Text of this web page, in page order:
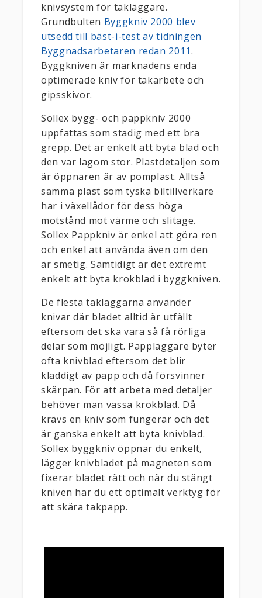
knivsystem för takläggare.
Grundbulten Byggkniv 2000 blev
utsedd till bäst-i-test av tidningen
Byggnadsarbetaren redan 2011.
Byggkniven är marknadens enda
optimerade kniv för takarbete och
gipsskivor.
Sollex bygg- och pappkniv 2000
uppfattas som stadig med ett bra
grepp. Det är enkelt att byta blad och
den var lagom stor. Plastdetaljen som
är öppnaren är av pomplast. Alltså
samma plast som tyska biltillverkare
har i växellådor för dess höga
motstånd mot värme och slitage.
Sollex Pappkniv är enkel att göra ren
och enkel att använda även om den
är smetig. Samtidigt är det extremt
enkelt att byta krokblad i byggkniven.
De flesta takläggarna använder
knivar där bladet alltid är utfällt
eftersom det ska vara så få rörliga
delar som möjligt. Pappläggare byter
ofta knivblad eftersom det blir
kladdigt av papp och då försvinner
skärpan. För att arbeta med detaljer
behöver man vassa krokblad. Då
krävs en kniv som fungerar och det
är ganska enkelt att byta knivblad.
Sollex byggkniv öppnar du enkelt,
lägger knivbladet på magneten som
fixerar bladet rätt och när du stängt
kniven har du ett optimalt verktyg för
att skära takpapp.